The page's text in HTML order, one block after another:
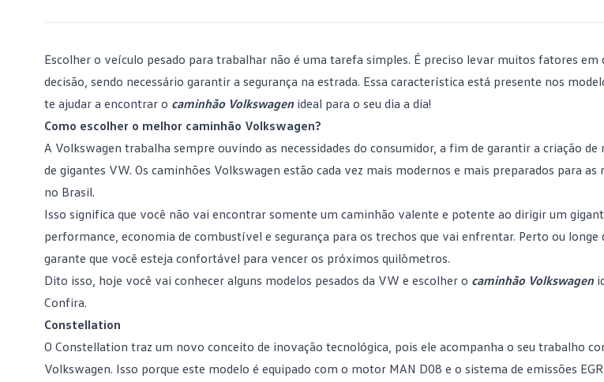
Escolher o veículo pesado para trabalhar não é uma tarefa simples. É preciso levar muitos fatores em
decisão, sendo necessário garantir a segurança na estrada. Essa característica está presente nos
te ajudar a encontrar o caminhão Volkswagen ideal para o seu dia a dia!
Como escolher o melhor caminhão Volkswagen?
A Volkswagen trabalha sempre ouvindo as necessidades do consumidor, a fim de garantir a criação
de gigantes VW. Os caminhões Volkswagen estão cada vez mais modernos e mais preparados para as
no Brasil.
Isso significa que você não vai encontrar somente um caminhão valente e potente ao dirigir um
performance, economia de combustível e segurança para os trechos que vai enfrentar. Perto ou longe
garante que você esteja confortável para vencer os próximos quilômetros.
Dito isso, hoje você vai conhecer alguns modelos pesados da VW e escolher o caminhão Volkswagen
Confira.
Constellation
O Constellation traz um novo conceito de inovação tecnológica, pois ele acompanha o seu trabalho
Volkswagen. Isso porque este modelo é equipado com o motor MAN D08 e o sistema de emissões